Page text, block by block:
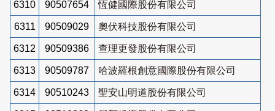
6310 90507654 恆健國際股份有限公司
6311 90509029 奧伏科技股份有限公司
6312 90509386 查理更發股份有限公司
6313 90509787 哈波羅根創意國際股份有限公司
6314 90510243 聖安山明道股份有限公司